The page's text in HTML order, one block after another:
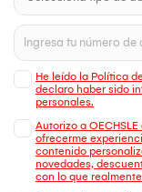
He leído la Política
declaro haber sido
personales.
Autorizo a
ofrecerme
contenido
novedades,
con lo que